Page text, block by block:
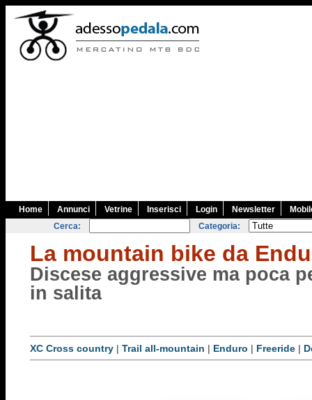
Home Annunci Vetrine Inserisci Login Newsletter
Cerca:
Categoria:
La mountain bike da
Discese aggressive ma poca
in salita
XC Cross country | Trail all-mountain | Enduro | Freeride |